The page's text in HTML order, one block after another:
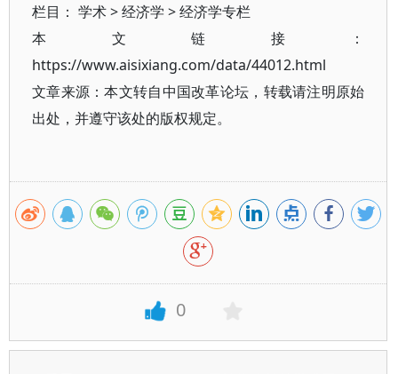
栏目： 学术>经济学 >经济学专栏
本文链接：
https://www.aisixiang.com/data/44012.html
文章来源：本文转自中国改革论坛，转载请注明原始
出处，并遵守该处的版权规定。
0